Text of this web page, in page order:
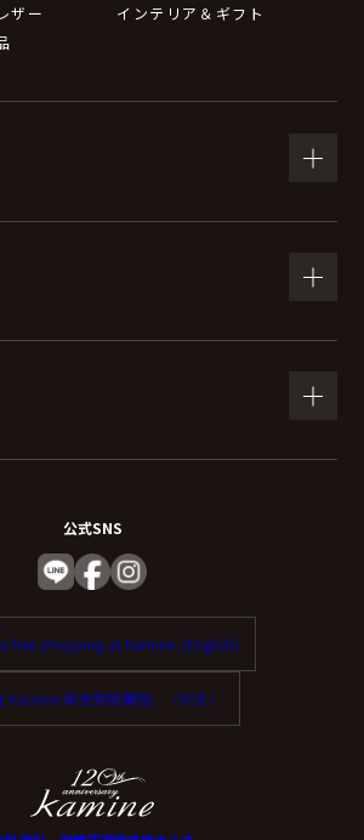
ザー
インテリア＆ギフト
公式SNS
free shopping at Kamine. (English)
Kamine 享受免稅購物。（中文）